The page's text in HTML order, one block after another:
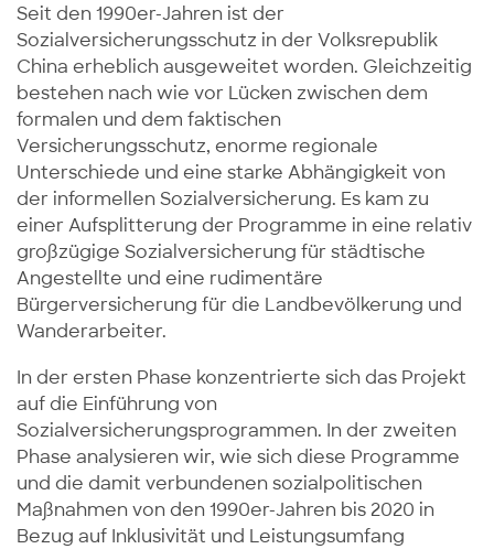
Seit den 1990er-Jahren ist der
Sozialversicherungsschutz in der Volksrepublik
China erheblich ausgeweitet worden. Gleichzeitig
bestehen nach wie vor Lücken zwischen dem
formalen und dem faktischen
Versicherungsschutz, enorme regionale
Unterschiede und eine starke Abhängigkeit von
der informellen Sozialversicherung. Es kam zu
einer Aufsplitterung der Programme in eine relativ
großzügige Sozialversicherung für städtische
Angestellte und eine rudimentäre
Bürgerversicherung für die Landbevölkerung und
Wanderarbeiter.
In der ersten Phase konzentrierte sich das Projekt
auf die Einführung von
Sozialversicherungsprogrammen. In der zweiten
Phase analysieren wir, wie sich diese Programme
und die damit verbundenen sozialpolitischen
Maßnahmen von den 1990er-Jahren bis 2020 in
Bezug auf Inklusivität und Leistungsumfang